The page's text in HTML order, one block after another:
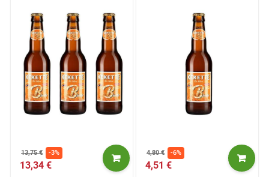
13,34 €
13,75 € -3%
4,51 €
4,80 € -6%